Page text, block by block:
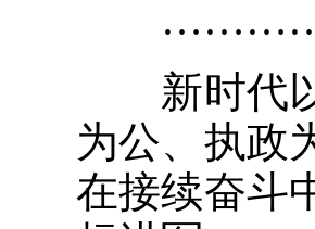
新时代以
为公、执政
在接续奋斗